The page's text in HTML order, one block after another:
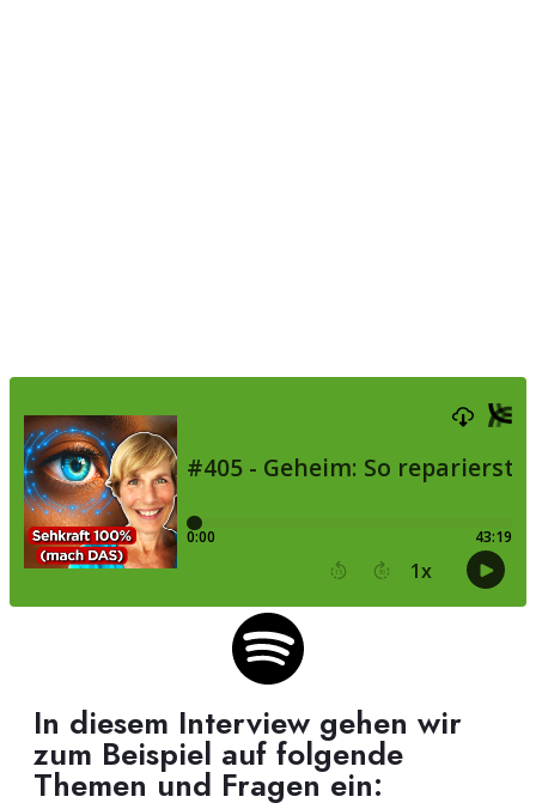
In diesem Interview gehen wir
zum Beispiel auf folgende
Themen und Fragen ein: